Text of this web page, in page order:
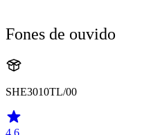
Fones de ouvido
SHE3010TL/00